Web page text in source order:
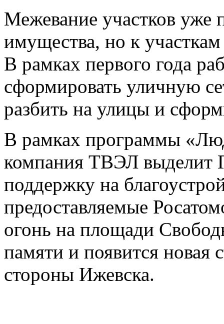
Межевание участков уже
имущества, но к
В рамках первого года
сформировать уличную
разбить на улицы и
В рамках программы
компания ТВЭЛ выделит
поддержку на
предоставляемые
огонь на площади
памяти и появится новая
стороны Ижевска.